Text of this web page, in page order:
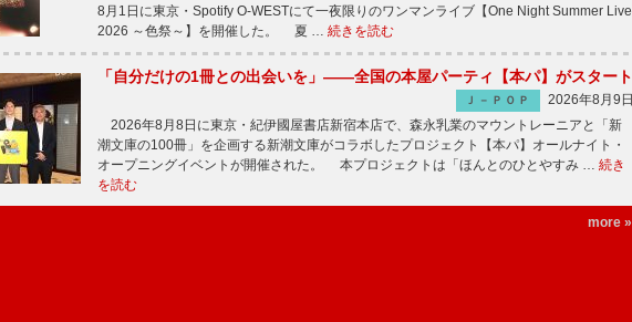
8月1日に東京・Spotify O-WESTにて一夜限りのワンマンライブ【One Night Summer Live
2026 ～色祭～】を開催した。 夏 … 続きを読む
「自分だけの1冊との出会いを」――全国の本屋パーティ【本パ】がスタート
Ｊ－ＰＯＰ
2026年8月9日
2026年8月8日に東京・紀伊國屋書店新宿本店で、森永乳業のマウントレーニアと「新
潮文庫の100冊」を企画する新潮文庫がコラボしたプロジェクト【本パ】オールナイト・
オープニングイベントが開催された。 本プロジェクトは「ほんとのひとやすみ … 続き
を読む
more »